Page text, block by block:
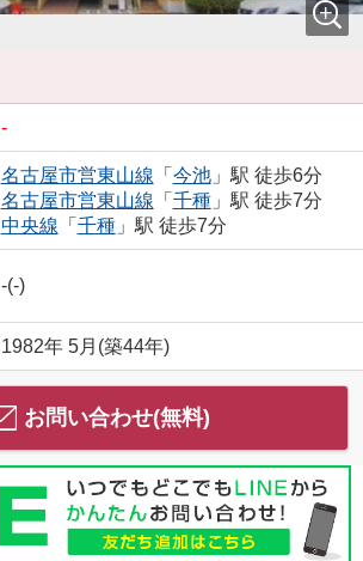
-
名古屋市営東山線 「 今池」駅 徒歩6分
名古屋市営東山線 「 千種」駅 徒歩7分
中央線 「 千種」駅 徒歩7分
-(-)
1982年 5月(築44年)
お問い合わせ(無料)